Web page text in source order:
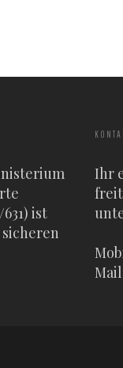
ist
Ihr